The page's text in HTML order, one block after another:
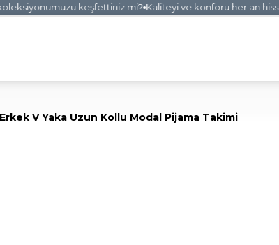
keşfettiniz mi? Kaliteyi ve konforu her an hisset.
V Yaka Uzun Kollu Modal Pijama Takimi